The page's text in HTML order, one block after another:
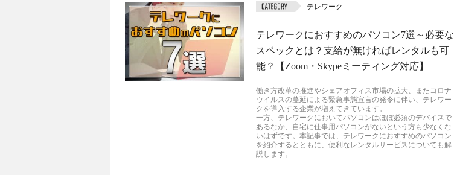
テレワーク
テレワークにおすすめのパソコン7選～必要な
スペックとは？支給が無ければレンタルも可
能？【Zoom・Skypeミーティング対応】
働き方改革の推進やシェアオフィス市場の拡大、またコロナ
ウイルスの蔓延による緊急事態宣言の発令に伴い、テレワー
クを導入する企業が増えてきています。
一方、テレワークにおいてパソコンはほぼ必須のデバイスで
あるなか、自宅に仕事用パソコンがないという方も少なくな
いはずです。本記事では、テレワークにおすすめのパソコン
を紹介するとともに、便利なレンタルサービスについても解
説します。